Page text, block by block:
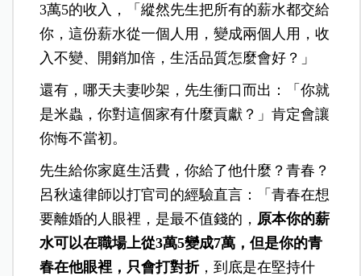
3萬5的收入，「縱然先生把所有的薪水都交給
你，這份薪水從一個人用，變成兩個人用，收
入不變、開銷加倍，生活品質怎麼會好？」
還有，哪天夫妻吵架，先生衝口而出：「你就
是米蟲，你對這個家有什麼貢獻？」肯定會讓
你悔不當初。
先生給你家庭生活費，你給了他什麼？青春？
呂秋遠律師以打官司的經驗直言：「青春在想
要離婚的人眼裡，是最不值錢的， 原本你的薪
水可以在職場上從3萬5變成7萬，但是你的青
春在他眼裡，只會打對折，到底是在堅持什